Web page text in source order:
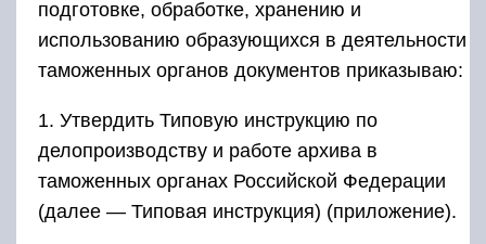
подготовке, обработке, хранению и
использованию образующихся в деятельности
таможенных органов документов приказываю:
1. Утвердить Типовую инструкцию по
делопроизводству и работе архива в
таможенных органах Российской Федерации
(далее — Типовая инструкция) (приложение).